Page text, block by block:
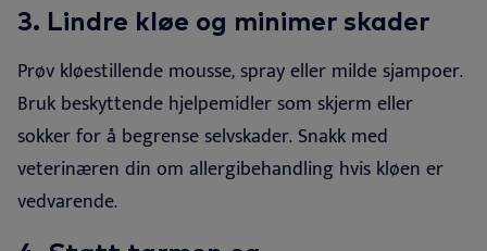
3. Lindre kløe og minimer skader
Prøv kløestillende mousse, spray eller milde sjampoer.
Bruk beskyttende hjelpemidler som skjerm eller
sokker for å begrense selvskader. Snakk med
veterinæren din om allergibehandling hvis kløen er
vedvarende.